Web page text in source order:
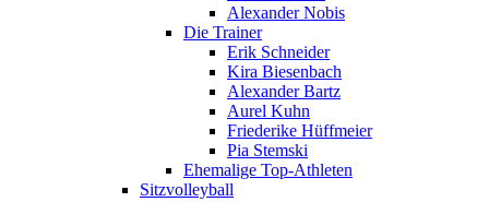
Alexander Nobis
Die Trainer
Erik Schneider
Kira Biesenbach
Alexander Bartz
Aurel Kuhn
Friederike Hüffmeier
Pia Stemski
Ehemalige Top-Athleten
Sitzvolleyball